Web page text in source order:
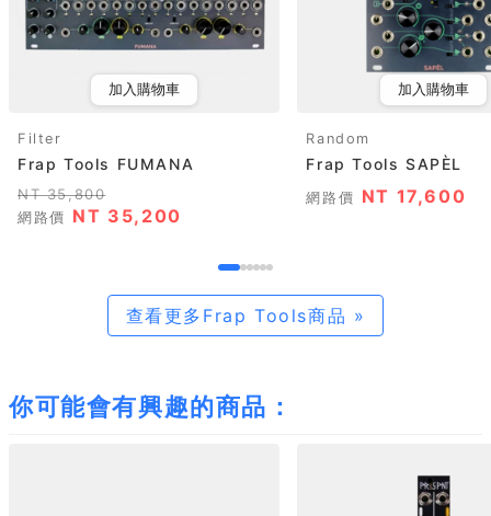
加入購物車
Filter
Frap Tools FUMANA
NT 35,800
網路價 NT 35,200
加入購物車
Random
Frap Tools SAPÈL
網路價 NT 17,600
查看更多Frap Tools商品 »
你可能會有興趣的商品：